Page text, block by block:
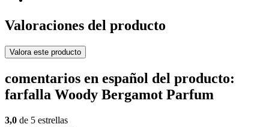
Valoraciones del producto
Valora este producto
comentarios en español del producto:
farfalla Woody Bergamot Parfum
3,0 de 5 estrellas